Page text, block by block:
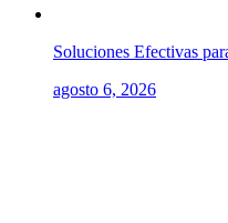
Soluciones Efectivas
agosto 6, 2026